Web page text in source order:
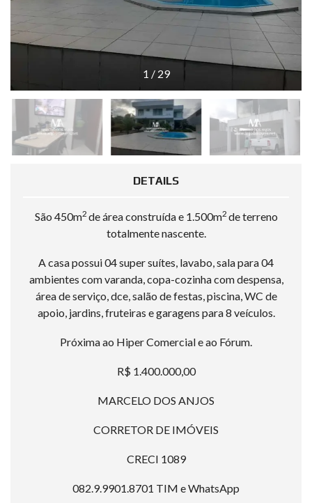
1 / 29
DETAILS
São 450m2 de área construída e 1.500m2 de terreno
totalmente nascente.
A casa possui 04 super suítes, lavabo, sala para 04
ambientes com varanda, copa-cozinha com despensa,
área de serviço, dce, salão de festas, piscina, WC de
apoio, jardins, fruteiras e garagens para 8 veículos.
Próxima ao Hiper Comercial e ao Fórum.
R$ 1.400.000,00
MARCELO DOS ANJOS
CORRETOR DE IMÓVEIS
CRECI 1089
082.9.9901.8701 TIM e WhatsApp